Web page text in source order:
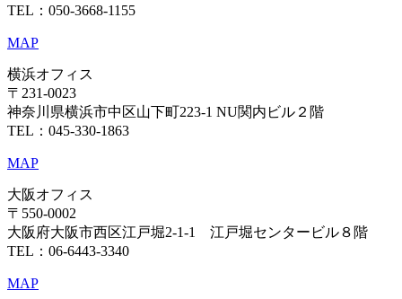
TEL：050-3668-1155
MAP
横浜オフィス
〒231-0023
神奈川県横浜市中区山下町223-1 NU関内ビル２階
TEL：045-330-1863
MAP
大阪オフィス
〒550-0002
大阪府大阪市西区江戸堀2-1-1 江戸堀センタービル８階
TEL：06-6443-3340
MAP